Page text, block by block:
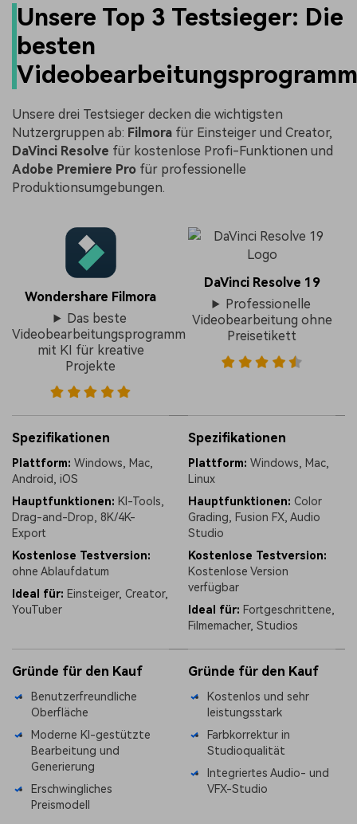
Unsere Top 3 Testsieger: Die
besten
Unsere drei Testsieger decken die wichtigsten
Nutzergruppen ab: Filmora für Einsteiger und Creator,
DaVinci Resolve für kostenlose Profi-Funktionen und
Adobe Premiere Pro für professionelle
Produktionsumgebungen.
Wondershare Filmora
Das beste
Videobearbeitungsprogramm
mit KI für kreative
Projekte
DaVinci Resolve 19
Professionelle
Videobearbeitung ohne
Preisetikett
Spezifikationen
Plattform: Windows, Mac,
Android, iOS
Hauptfunktionen: KI-Tools,
Drag-and-Drop, 8K/4K-
Export
Kostenlose Testversion:
ohne Ablaufdatum
Ideal für: Einsteiger, Creator,
YouTuber
Spezifikationen
Plattform: Windows, Mac,
Linux
Hauptfunktionen: Color
Grading, Fusion FX, Audio
Studio
Kostenlose Testversion:
Kostenlose Version
verfügbar
Ideal für: Fortgeschrittene,
Filmemacher, Studios
Gründe für den Kauf
Benutzerfreundliche
Oberfläche
Moderne KI-gestützte
Bearbeitung und
Generierung
Erschwingliches
Preismodell
Gründe für den Kauf
Kostenlos und sehr
leistungsstark
Farbkorrektur in
Studioqualität
Integriertes Audio- und
VFX-Studio